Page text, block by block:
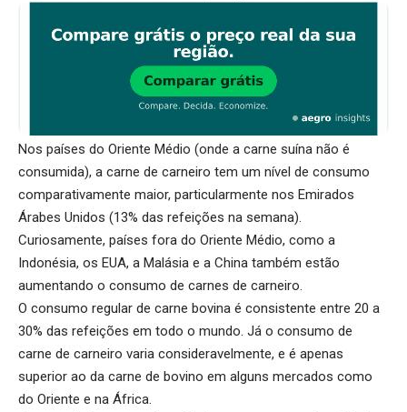
Nos países do Oriente Médio (onde a carne suína não é
consumida), a carne de carneiro tem um nível de consumo
comparativamente maior, particularmente nos Emirados
Árabes Unidos (13% das refeições na semana).
Curiosamente, países fora do Oriente Médio, como a
Indonésia, os EUA, a Malásia e a China também estão
aumentando o consumo de carnes de carneiro.
O consumo regular de carne bovina é consistente entre 20 a
30% das refeições em todo o mundo. Já o consumo de
carne de carneiro varia consideravelmente, e é apenas
superior ao da carne de bovino em alguns mercados como
do Oriente e na África.